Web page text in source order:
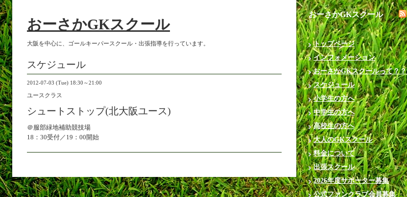
おーさかGKスクール
大阪を中心に、ゴールキーパースクール・出張指導を行っています。
スケジュール
2012-07-03 (Tue) 18:30～21:00
ユースクラス
シュートストップ(北大阪ユース)
＠服部緑地補助競技場
18：30受付／19：00開始
おーさかGKスクール
トップページ
インフォメーション
おーさかGKスクールって？？
スケジュール
小学生の方へ
中学生の方へ
高校生の方へ
大人のGKスクール
料金について
出張スクール
2026年度サポーター募集
公式ファンクラブ会員募集